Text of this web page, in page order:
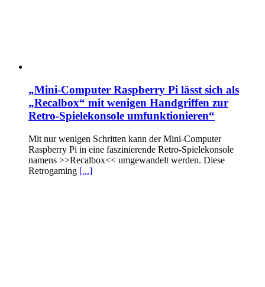
„Mini-Computer Raspberry Pi lässt sich als
„Recalbox“ mit wenigen Handgriffen zur
Retro-Spielekonsole umfunktionieren“
Mit nur wenigen Schritten kann der Mini-Computer
Raspberry Pi in eine faszinierende Retro-Spielekonsole
namens >>Recalbox<< umgewandelt werden. Diese
Retrogaming [...]